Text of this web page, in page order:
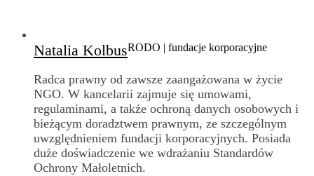
Natalia Kolbus
Radca prawny od zawsze zaangażowana w życie
NGO. W kancelarii zajmuje się umowami,
regulaminami, a także ochroną danych osobowych i
bieżącym doradztwem prawnym, ze szczególnym
uwzględnieniem fundacji korporacyjnych. Posiada
duże doświadczenie we wdrażaniu Standardów
Ochrony Małoletnich.
RODO | fundacje korporacyjne